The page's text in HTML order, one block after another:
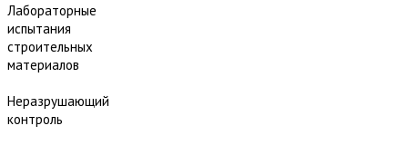
Лабораторные
испытания
строительных
материалов
Неразрушающий
контроль